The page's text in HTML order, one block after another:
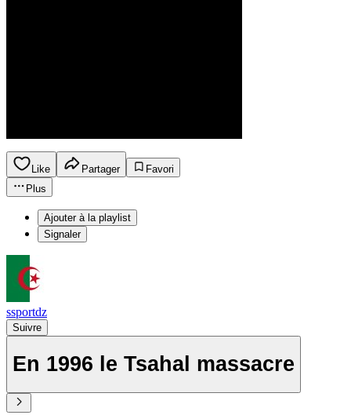
Like Partager
Favori
Plus
Ajouter à la playlist
Signaler
ssportdz
Suivre
En 1996 le Tsahal massacre